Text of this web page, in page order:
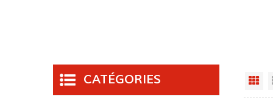
CATÉGORIES